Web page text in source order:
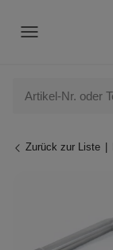
Zurück zur Liste